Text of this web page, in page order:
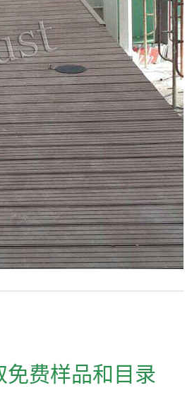
免费样品和目录